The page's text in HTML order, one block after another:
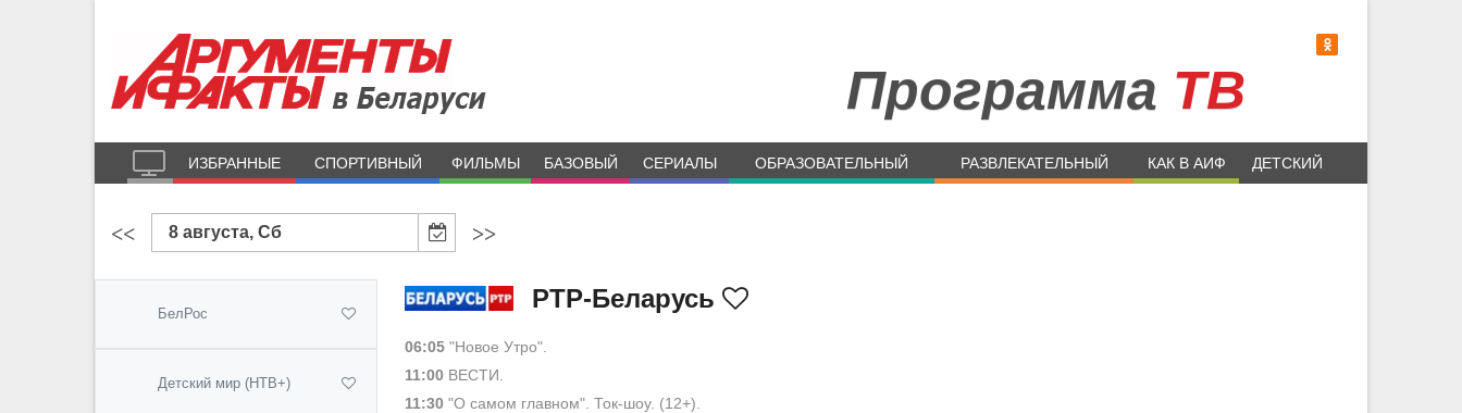
Программа ТВ
ИЗБРАННЫЕ СПОРТИВНЫЙ ФИЛЬМЫ БАЗОВЫЙ СЕРИАЛЫ ОБРАЗОВАТЕЛЬНЫЙ РАЗВЛЕКАТЕЛЬНЫЙ КАК В АИФ ДЕТСКИЙ
<< 8 августа, Сб >>
БелРос
Детский мир (НТВ+)
РТР-Беларусь
06:05 "Новое Утро".
11:00 ВЕСТИ.
11:30 "О самом главном". Ток-шоу. (12+).